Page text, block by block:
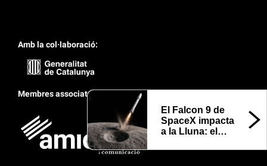
El Falcon 9 de
SpaceX impacta
a la Lluna: el
cerca revelar del
Amb la col·laboració:
Membres associats: